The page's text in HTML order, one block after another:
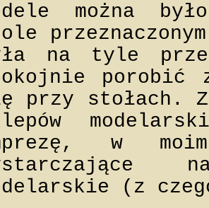
można
na tyle
porobić
przy stołach.
w
(z